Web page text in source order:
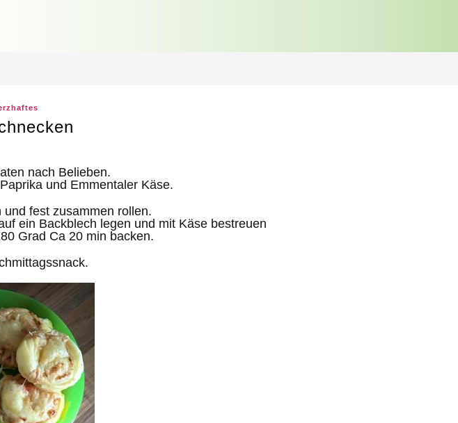
nach Belieben.
und Emmentaler Käse.
fest zusammen rollen.
ein Backblech legen und mit Käse bestreuen
Grad Ca 20 min backen.